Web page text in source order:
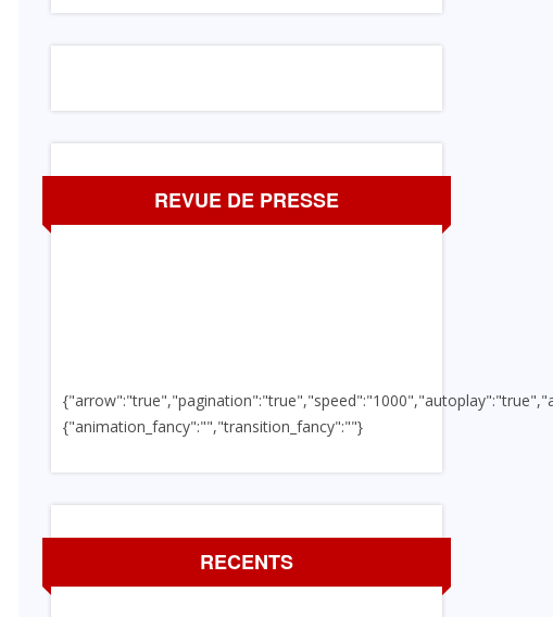
REVUE DE PRESSE
{"animation_fancy":"","transition_fancy":""}
RECENTS